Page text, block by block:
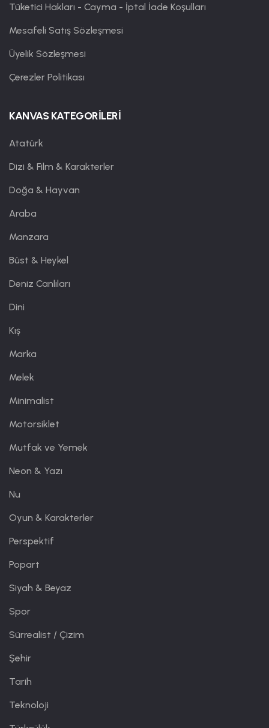
Tüketici Hakları - Cayma - İptal İade Koşulları
Mesafeli Satış Sözleşmesi
Üyelik Sözleşmesi
Çerezler Politikası
KANVAS KATEGORİLERİ
Atatürk
Dizi & Film & Karakterler
Doğa & Hayvan
Araba
Manzara
Büst & Heykel
Deniz Canlıları
Dini
Kış
Marka
Melek
Minimalist
Motorsiklet
Mutfak ve Yemek
Neon & Yazı
Nu
Oyun & Karakterler
Perspektif
Popart
Siyah & Beyaz
Spor
Sürrealist / Çizim
Şehir
Tarih
Teknoloji